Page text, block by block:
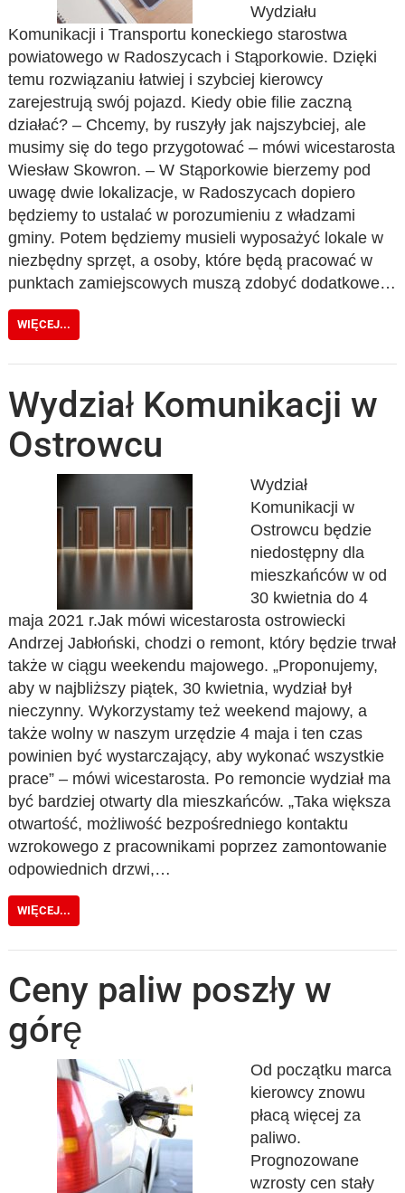
Wydziału
Komunikacji i Transportu koneckiego starostwa
powiatowego w Radoszycach i Stąporkowie. Dzięki
temu rozwiązaniu łatwiej i szybciej kierowcy
zarejestrują swój pojazd. Kiedy obie filie zaczną
działać? – Chcemy, by ruszyły jak najszybciej, ale
musimy się do tego przygotować – mówi wicestarosta
Wiesław Skowron. – W Stąporkowie bierzemy pod
uwagę dwie lokalizacje, w Radoszycach dopiero
będziemy to ustalać w porozumieniu z władzami
gminy. Potem będziemy musieli wyposażyć lokale w
niezbędny sprzęt, a osoby, które będą pracować w
punktach zamiejscowych muszą zdobyć dodatkowe…
WIĘCEJ...
Wydział Komunikacji w
Ostrowcu
Wydział
Komunikacji w
Ostrowcu będzie
niedostępny dla
mieszkańców w od
30 kwietnia do 4
maja 2021 r.Jak mówi wicestarosta ostrowiecki
Andrzej Jabłoński, chodzi o remont, który będzie trwał
także w ciągu weekendu majowego. „Proponujemy,
aby w najbliższy piątek, 30 kwietnia, wydział był
nieczynny. Wykorzystamy też weekend majowy, a
także wolny w naszym urzędzie 4 maja i ten czas
powinien być wystarczający, aby wykonać wszystkie
prace” – mówi wicestarosta. Po remoncie wydział ma
być bardziej otwarty dla mieszkańców. „Taka większa
otwartość, możliwość bezpośredniego kontaktu
wzrokowego z pracownikami poprzez zamontowanie
odpowiednich drzwi,…
WIĘCEJ...
Ceny paliw poszły w
górę
Od początku marca
kierowcy znowu
płacą więcej za
paliwo.
Prognozowane
wzrosty cen stały